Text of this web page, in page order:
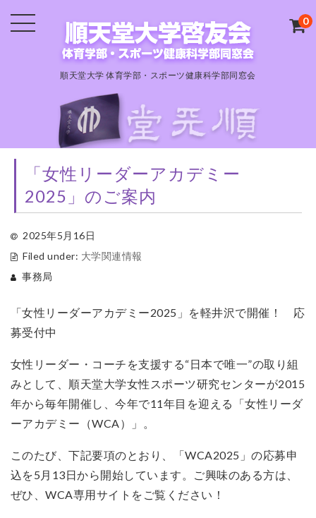
順天堂大学 体育学部・スポーツ健康科学部同窓会
0
「女性リーダーアカデミー
2025」のご案内
2025年5月16日
Filed under: 大学関連情報
事務局
「女性リーダーアカデミー2025」を軽井沢で開催！ 応
募受付中
女性リーダー・コーチを支援する“日本で唯一”の取り組
みとして、順天堂大学女性スポーツ研究センターが2015
年から毎年開催し、今年で11年目を迎える「女性リーダ
ーアカデミー（WCA）」。
このたび、下記要項のとおり、「WCA2025」の応募申
込を5月13日から開始しています。ご興味のある方は、
ぜひ、WCA専用サイトをご覧ください！